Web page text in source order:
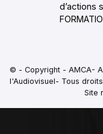
d’actions
© - Copyright - AMCA-
l'Audiovisuel- Tous
Site